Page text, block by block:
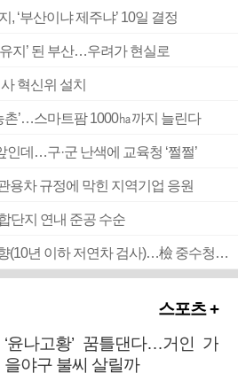
, ‘부산이냐 제주냐’ 10일 결정
지’ 된 부산…우려가 현실로
혁신위 설치
촌’…스마트팜 1000㏊까지 늘린다
데…구·군 난색에 교육청 ‘쩔쩔’
용차 규정에 막힌 지역기업 응원
단지 연내 준공 수순
■ 검사 신분 버리고 직급하향(10년 이하 저연차 검사)…檢 중수청행 기피
스포츠 +
‘윤나고황’ 꿈틀댄다…거인 가
을야구 불씨 살릴까